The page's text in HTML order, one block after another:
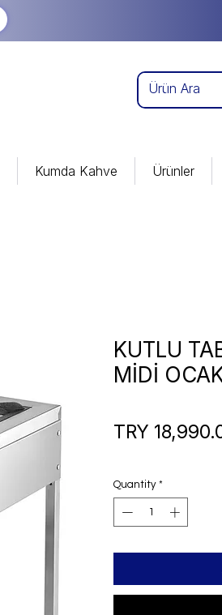
Kumda Kahve Ürünler
KUTLU
MİDİ
TRY
Quantity *